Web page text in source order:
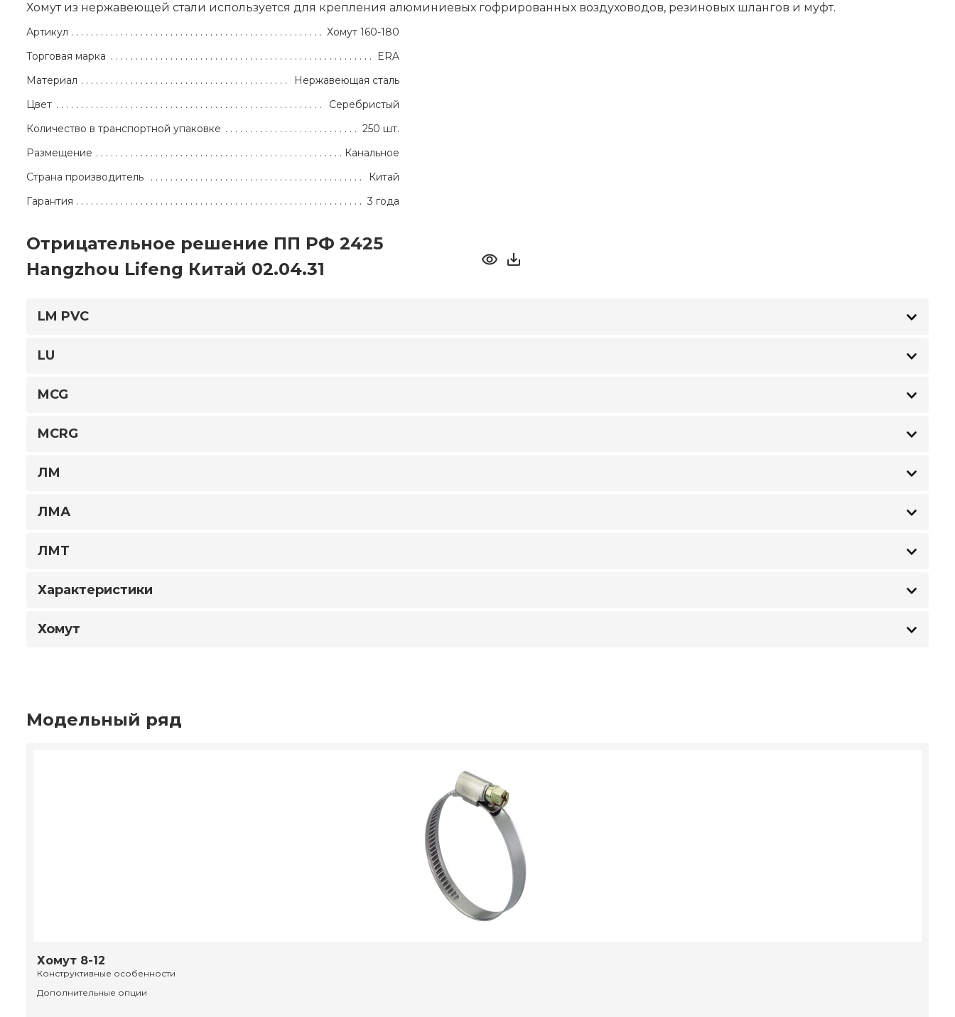
Хомут из нержавеющей стали используется для крепления алюминиевых гофрированных воздуховодов, резиновых шлангов и муфт.
Артикул
Хомут 160-180
Торговая марка
ERA
Материал
Нержавеющая сталь
Цвет
Серебристый
Количество в транспортной упаковке
250 шт.
Размещение
Канальное
Страна производитель
Китай
Гарантия
3 года
Отрицательное решение ПП РФ 2425
Hangzhou Lifeng Китай 02.04.31
LM PVC
LU
MCG
MCRG
ЛМ
ЛМА
ЛМТ
Характеристики
Хомут
Модельный ряд
Хомут 8-12
Конструктивные особенности
Дополнительные опции